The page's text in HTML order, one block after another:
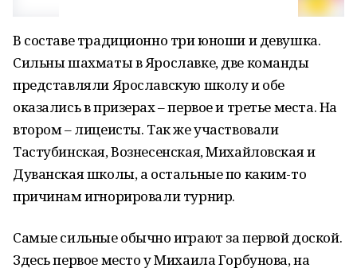
В составе традиционно три юноши и девушка.
Сильны шахматы в Ярославке, две команды
представляли Ярославскую школу и обе
оказались в призерах – первое и третье места. На
втором – лицеисты. Так же участвовали
Тастубинская, Вознесенская, Михайловская и
Дуванская школы, а остальные по каким-то
причинам игнорировали турнир.
Самые сильные обычно играют за первой доской.
Здесь первое место у Михаила Горбунова, на